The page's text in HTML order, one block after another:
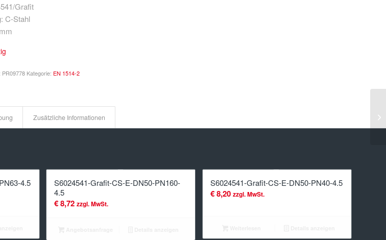
Grafit
C-Stahl
PR09778 Kategorie: EN 1514-2
Zusätzliche Informationen
4.5
S6024541-Grafit-CS-E-DN50-PN160-
4.5
€8,72 zzgl. MwSt.
S6024541-Grafit-CS-E-DN50-PN40-4.5
€8,20 zzgl. MwSt.